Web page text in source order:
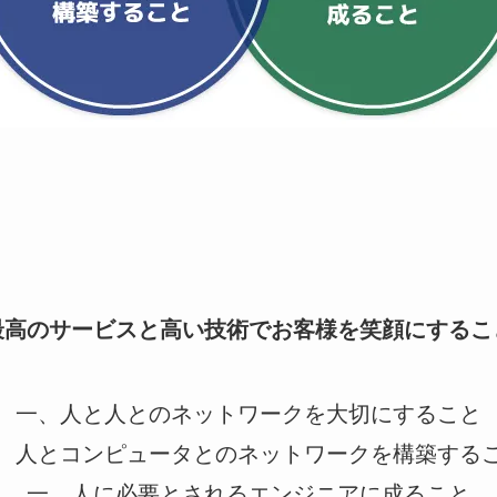
高のサービスと高い技術でお客様を笑顔にするこ
一、人と人とのネットワークを大切にすること
人とコンピュータとのネットワークを構築する